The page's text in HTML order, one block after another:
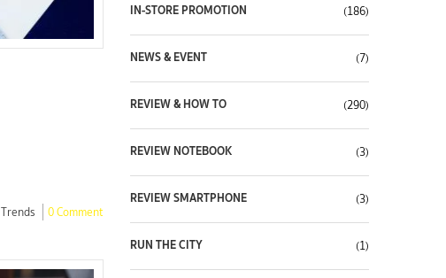
Trends 0 Comment
IN-STORE PROMOTION (186)
NEWS & EVENT (7)
REVIEW & HOW TO (290)
REVIEW NOTEBOOK (3)
REVIEW SMARTPHONE (3)
RUN THE CITY (1)